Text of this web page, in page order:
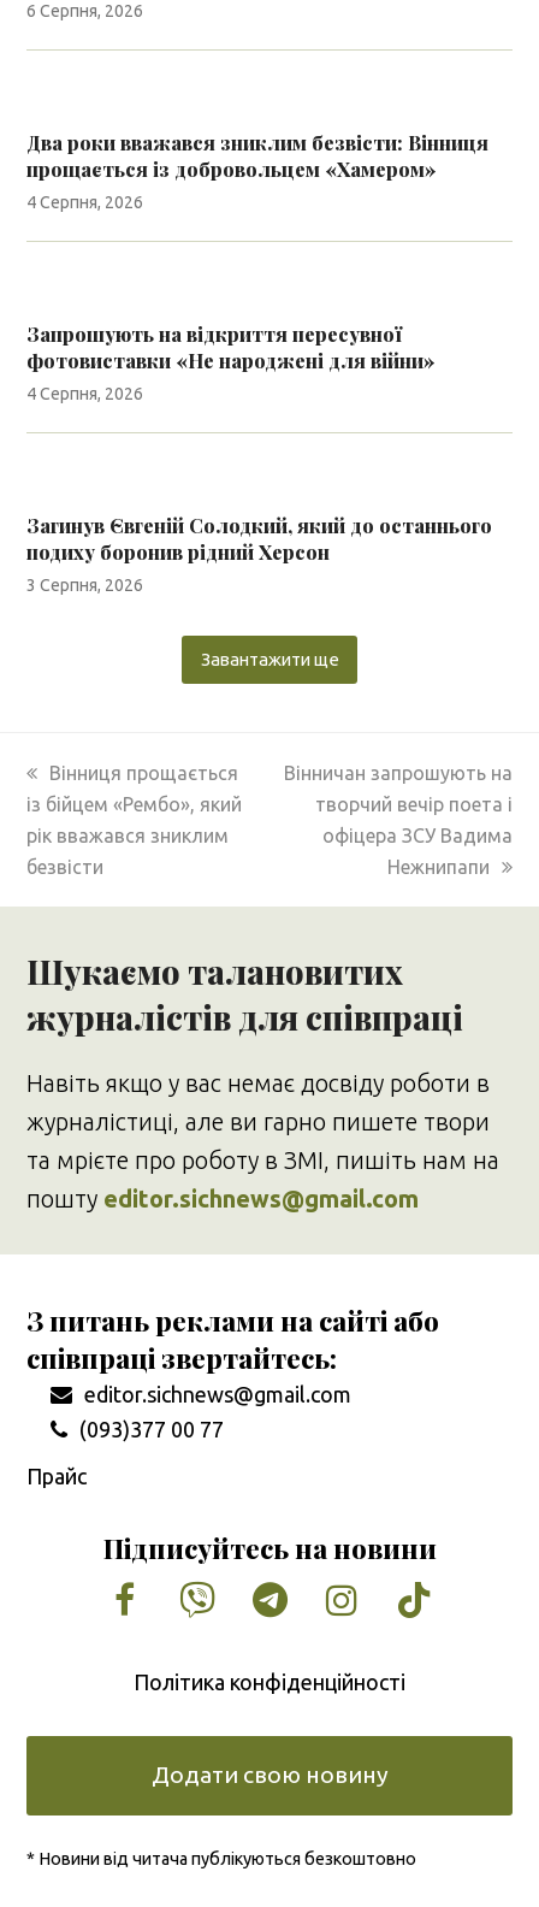
6 Серпня, 2026
Два роки вважався зниклим безвісти: Вінниця
прощається із добровольцем «Хамером»
4 Серпня, 2026
Запрошують на відкриття пересувної
фотовиставки «Не народжені для війни»
4 Серпня, 2026
Загинув Євгеній Солодкий, який до останнього
подиху боронив рідний Херсон
3 Серпня, 2026
Завантажити ще
previous
post:
Вінниця прощається
із бійцем «Рембо», який
рік вважався зниклим
безвісти
next
post:
Вінничан запрошують на
творчий вечір поета і
офіцера ЗСУ Вадима
Нежнипапи
Шукаємо талановитих
журналістів для співпраці
Навіть якщо у вас немає досвіду роботи в
журналістиці, але ви гарно пишете твори
та мрієте про роботу в ЗМІ, пишіть нам на
пошту editor.sichnews@gmail.com
З питань реклами на сайті або
співпраці звертайтесь:
editor.sichnews@gmail.com
(093)377 00 77
Прайс
Підписуйтесь на новини
Facebook
VimeoTumblrInstagram
Tiktok
Політика конфіденційності
Додати свою новину
* Новини від читача публікуються безкоштовно